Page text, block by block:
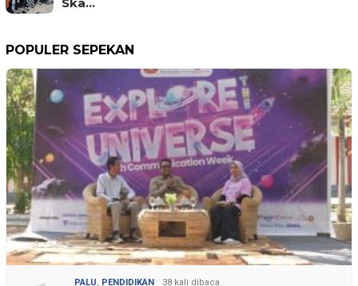
Ska…
POPULER SEPEKAN
PALU, PENDIDIKAN 38 kali dibaca